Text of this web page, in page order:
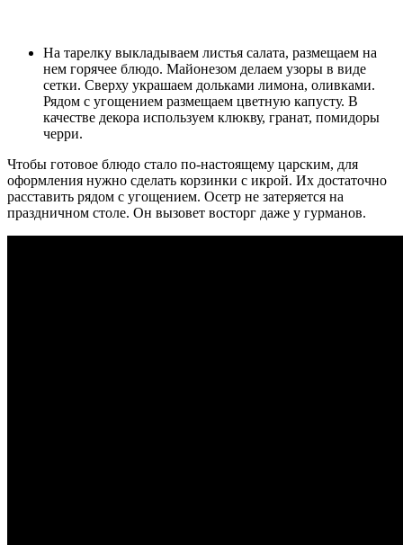
На тарелку выкладываем листья салата, размещаем на
нем горячее блюдо. Майонезом делаем узоры в виде
сетки. Сверху украшаем дольками лимона, оливками.
Рядом с угощением размещаем цветную капусту. В
качестве декора используем клюкву, гранат, помидоры
черри.
Чтобы готовое блюдо стало по-настоящему царским, для
оформления нужно сделать корзинки с икрой. Их достаточно
расставить рядом с угощением. Осетр не затеряется на
праздничном столе. Он вызовет восторг даже у гурманов.